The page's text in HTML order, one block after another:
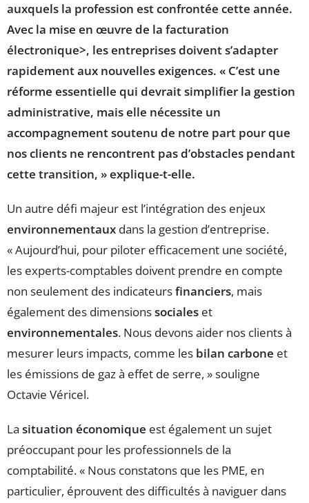
auxquels la profession est confrontée cette année.
Avec la mise en œuvre de la facturation
électronique>, les entreprises doivent s’adapter
rapidement aux nouvelles exigences. « C’est une
réforme essentielle qui devrait simplifier la gestion
administrative, mais elle nécessite un
accompagnement soutenu de notre part pour que
nos clients ne rencontrent pas d’obstacles pendant
cette transition, » explique-t-elle.
Un autre défi majeur est l’intégration des enjeux
environnementaux dans la gestion d’entreprise.
« Aujourd’hui, pour piloter efficacement une société,
les experts-comptables doivent prendre en compte
non seulement des indicateursfinanciers, mais
également des dimensionssociales et
environnementales. Nous devons aider nos clients à
mesurer leurs impacts, comme les bilan carbone et
les émissions de gaz à effet de serre, » souligne
Octavie Véricel.
La situation économique est également un sujet
préoccupant pour les professionnels de la
comptabilité. « Nous constatons que les PME, en
particulier, éprouvent des difficultés à naviguer dans